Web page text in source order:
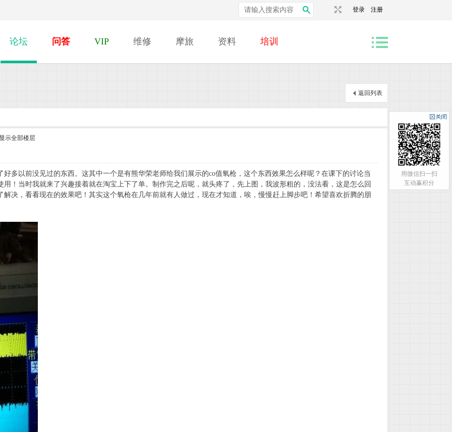
登录 注册
论坛 问答 VIP 维修 摩旅 资料 培训
返回列表
示全部楼层
多以前没见过的东西。这其中一个是有熊华荣老师给我们展示的co值氧枪，这个东西效果怎么样呢？在课下的讨论当
！当时我就来了兴趣接着就在淘宝上下了单。制作完之后呢，就头疼了，先上图，我波形粗的，没法看，这是怎么回
决，看看现在的效果吧！其实这个氧枪在几年前就有人做过，现在才知道，唉，慢慢赶上脚步吧！希望喜欢折腾的朋
用微信扫一扫
互动赢积分